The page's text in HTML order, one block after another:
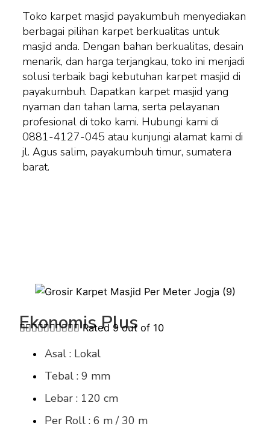
Toko karpet masjid payakumbuh menyediakan
berbagai pilihan karpet berkualitas untuk
masjid anda. Dengan bahan berkualitas, desain
menarik, dan harga terjangkau, toko ini menjadi
solusi terbaik bagi kebutuhan karpet masjid di
payakumbuh. Dapatkan karpet masjid yang
nyaman dan tahan lama, serta pelayanan
profesional di toko kami. Hubungi kami di
0881-4127-045 atau kunjungi alamat kami di
jl. Agus salim, payakumbuh timur, sumatera
barat.
Ekonomis Plus
 Rated 9 out of 10
Asal : Lokal
Tebal : 9 mm
Lebar : 120 cm
Per Roll : 6 m / 30 m